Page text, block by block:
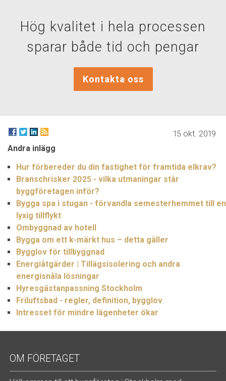
Hög kvalitet i hela processen
sparar både tid och pengar
Kontakta oss
15 okt. 2019
Andra inlägg
Hur förbereder du din fastighet för framtida elkrav?
Branschrisker 2025 - vilka utmaningar står
byggföretagen inför?
Bygga spa i stugan - förvandla semesterhemmet till en
lyxig tillflykt
Ombyggnad av hotell
Bygga om ett k-märkt hus – detta gäller
Bygglov för tillbyggnad
Energiåtgärder | Tillägsisolering och andra
energisnåla lösningar
Hyresgästanpassning Stockholm
Friluftsbad - regler, definition, bygglov
Intresset för mindre lägenheter ökar
OM FÖRETAGET